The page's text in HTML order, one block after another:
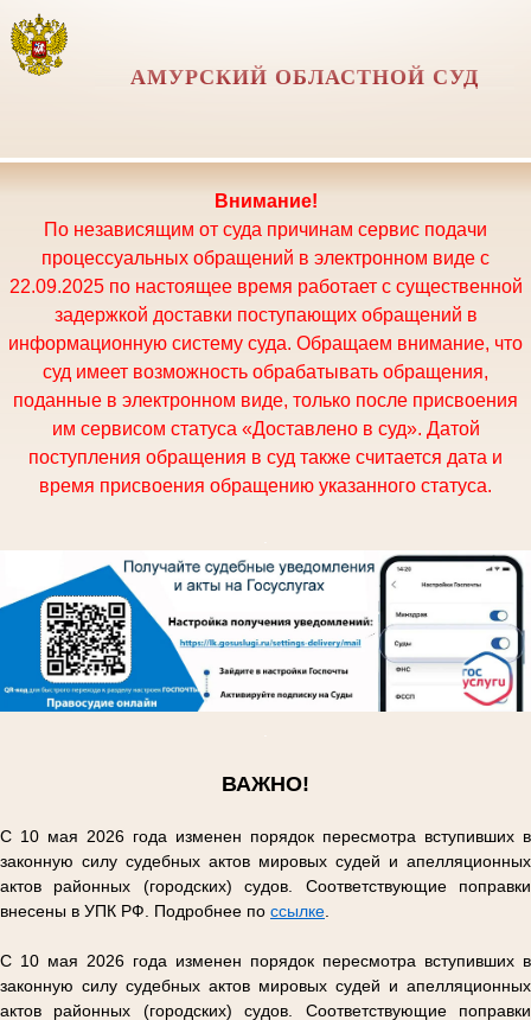
АМУРСКИЙ ОБЛАСТНОЙ СУД
Внимание!
По независящим от суда причинам сервис подачи
процессуальных обращений в электронном виде с
22.09.2025 по настоящее время работает с существенной
задержкой доставки поступающих обращений в
информационную систему суда. Обращаем внимание, что
суд имеет возможность обрабатывать обращения,
поданные в электронном виде, только после присвоения
им сервисом статуса «Доставлено в суд». Датой
поступления обращения в суд также считается дата и
время присвоения обращению указанного статуса.
ВАЖНО!
С 10 мая 2026 года изменен порядок пересмотра вступивших в
законную силу судебных актов мировых судей и апелляционных
актов районных (городских) судов. Соответствующие поправки
внесены в УПК РФ. Подробнее по ссылке
С 10 мая 2026 года изменен порядок пересмотра вступивших в
законную силу судебных актов мировых судей и апелляционных
актов районных (городских) судов. Соответствующие поправки